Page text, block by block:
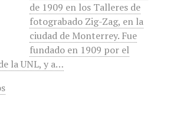
de 1909 en los Talleres de
fotograbado Zig-Zag, en la
ciudad de Monterrey. Fue
fundado en 1909 por el
la UNL, y a…